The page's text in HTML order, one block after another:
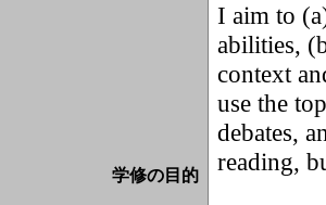
学修の目的
I aim to
abilities,
context
use the
debates,
reading,